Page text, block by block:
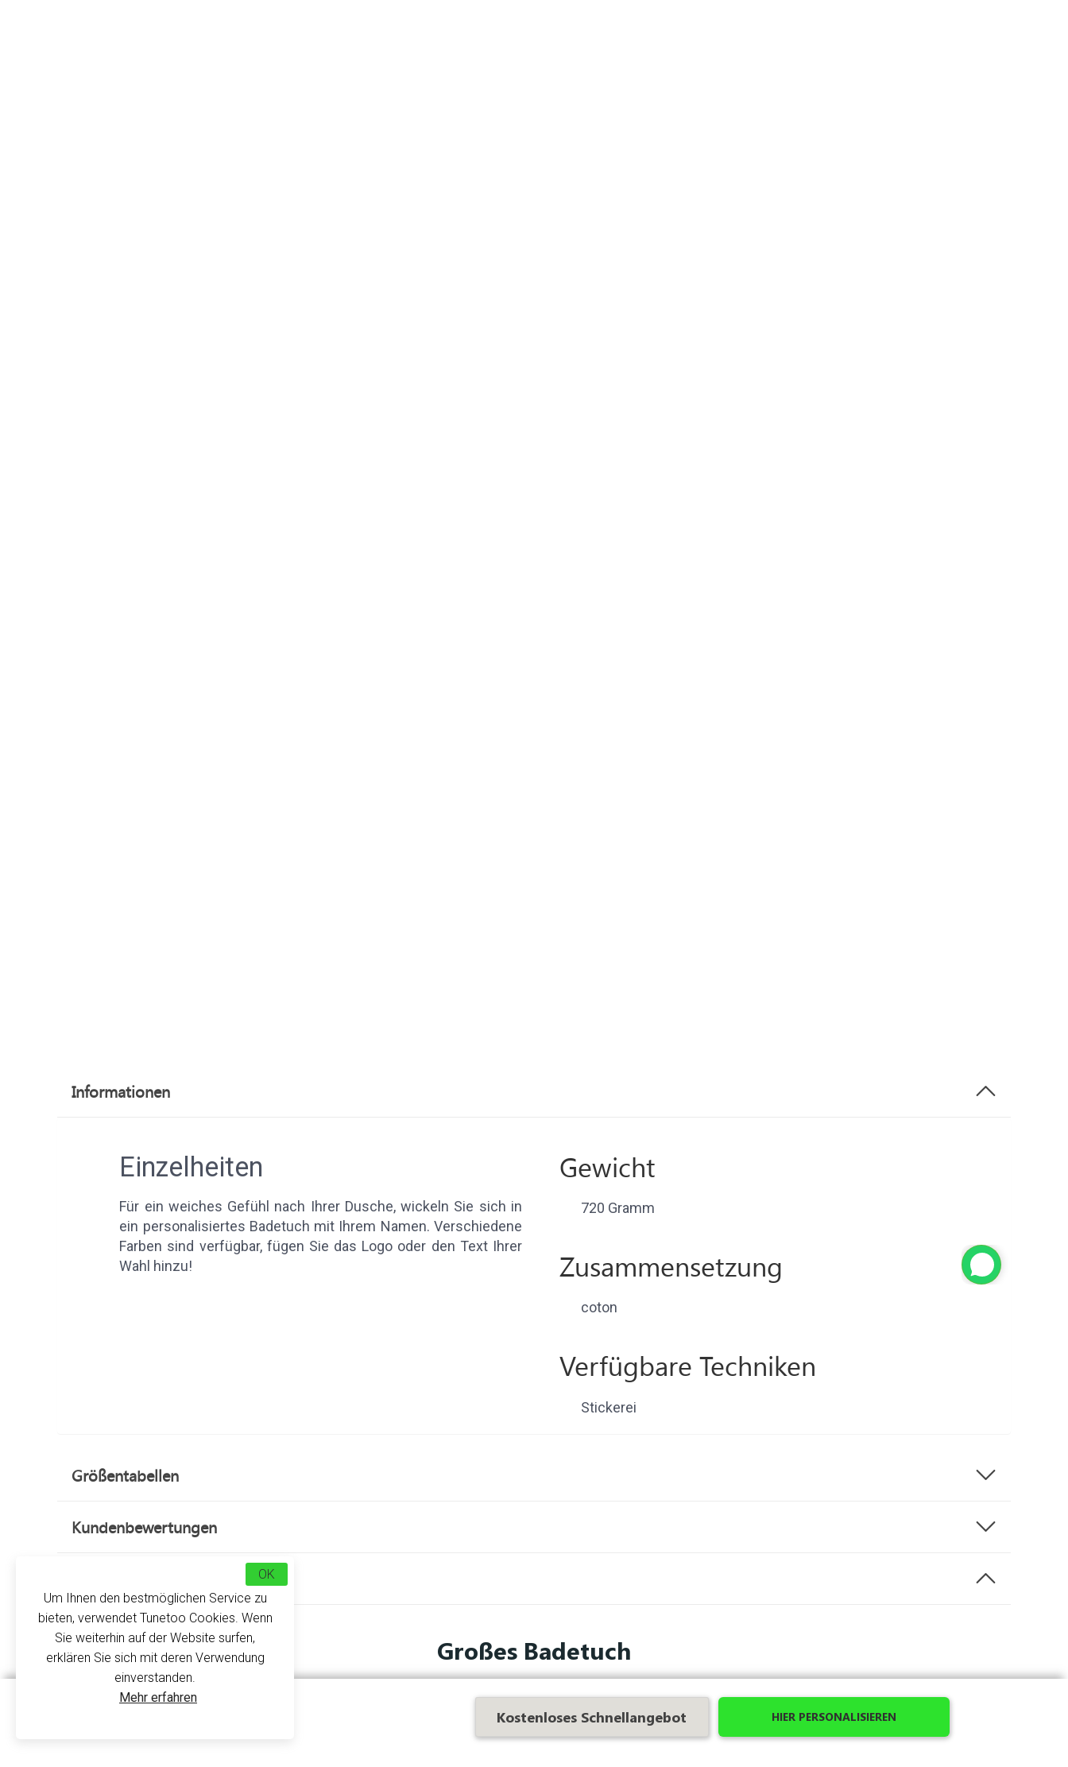
Informationen
Einzelheiten
Für ein weiches Gefühl nach Ihrer Dusche, wickeln Sie sich in
ein personalisiertes Badetuch mit Ihrem Namen. Verschiedene
Farben sind verfügbar, fügen Sie das Logo oder den Text Ihrer
Wahl hinzu!
Gewicht
720 Gramm
Zusammensetzung
coton
Verfügbare Techniken
Stickerei
Größentabellen
Kundenbewertungen
Großes Badetuch
Sie suchen einWohlgefühl
nach dem Duschen? Dann warten Sie nicht länger und wählen Sie ein personalisiertes Handtuch, das Ihnen Komfort und Wohlgefühl
Großes Badetuch Navy Kostenloses Schnellangebot HIER PERSONALISIEREN
Um Ihnen den bestmöglichen Service zu
bieten, verwendet Tunetoo Cookies. Wenn
Sie weiterhin auf der Website surfen,
erklären Sie sich mit deren Verwendung
einverstanden.
Mehr erfahren
OK